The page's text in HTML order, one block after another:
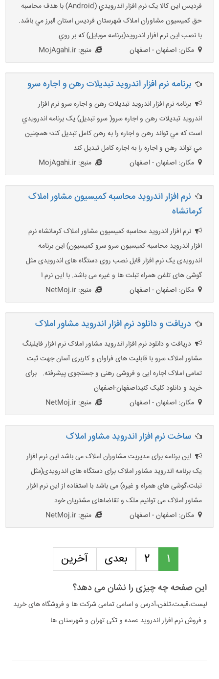
فرديس اين کالا يک نرم افزار اندرويدي (Android) با هدف محاسبه
حق کميسيون مشاوران املاک شهرستان فرديس استان البرز مي باشد.
با نصب اين نرم افزار اندرويد(برنامه موبايل) که بر روي
مکان: اصفهان - اصفهان
منبع: MojAgahi.ir
برنامه نرم افزار اندرويد تبديلات رهن و اجاره سرو
برنامه نرم افزار اندرويد تبديلات رهن و اجاره سرو نرم افزار
اندرويد تبديلات رهن و اجاره سرو( سرو تبديل) يک برنامه اندرويدي
است که مي تواند رهن و اجاره را به رهن کامل تبديل کند؛ همچنين
مي تواند رهن و اجاره را به اجاره کامل تبديل کند
مکان: اصفهان - اصفهان
منبع: MojAgahi.ir
نرم افزار اندروید محاسبه کمیسیون مشاور املاک
کرمانشاه
نرم افزار اندروید محاسبه کمیسیون مشاور املاک کرمانشاه نرم
افزار اندروید محاسبه کمیسیون سرو سرو کمیسیون) این برنامه
اندرویدی یک نرم افزار قابل نصب روی دستگاه های اندرویدی مثل
گوشی های تلفن همراه تبلت ها و غیره می باشد. با این نرم ا
مکان: اصفهان - اصفهان
منبع: NetMoj.ir
دریافت و دانلود نرم افزار اندروید مشاور املاک
دریافت و دانلود نرم افزار اندروید مشاور املاک نرم افزار فایلینگ
مشاور املاک سرو با قابلیت های فراوان و کاربری آسان جهت ثبت
تمامی املاک اجاره ایی و فروشی رهنی و جستجوی پیشرفته. برای
خرید و دانلود کلیک کنیداصفهان-اصفهان
مکان: اصفهان - اصفهان
منبع: NetMoj.ir
ساخت نرم افزار اندروید مشاور املاک
این برنامه برای مدیریت مشاوران املاک می باشد این نرم افزار
یک برنامه اندروید مشاور املاک برای دستگاه های اندرویدی(مثل
تبلت،گوشی های همراه و غیره) می باشد با استفاده از این نرم افزار
مشاور املاک می توانیم ملک و تقاضاهای مشتریان خود
مکان: اصفهان - اصفهان
منبع: NetMoj.ir
1
2 بعدی آخرین
این صفحه چه چیزی را نشان می دهد؟
لیست،قیمت،تلفن،آدرس و اسامی تمامی شرکت ها و فروشگاه های خرید
و فروش نرم افزار اندروید عمده و تکی تهران و شهرستان ها